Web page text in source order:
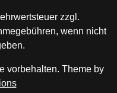
zzgl.
wenn nicht
vorbehalten. Theme by